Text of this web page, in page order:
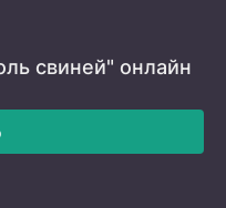
свиней" онлайн